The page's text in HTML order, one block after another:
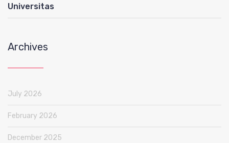
Universitas
Archives
July 2026
February 2026
December 2025